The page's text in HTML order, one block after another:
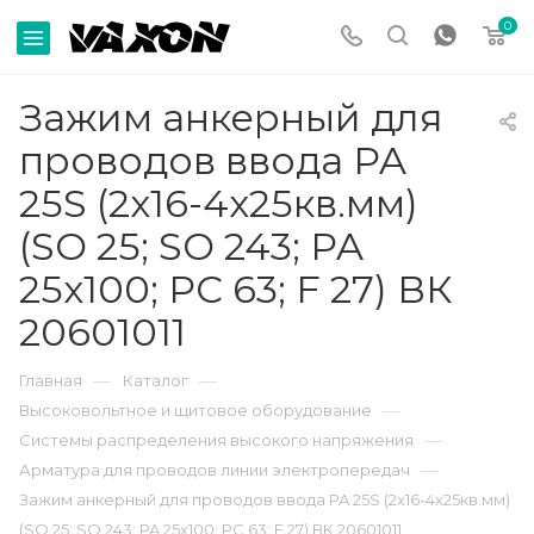
0
Зажим анкерный для
проводов ввода PA
25S (2х16-4х25кв.мм)
(SO 25; SO 243; PA
25х100; PC 63; F 27) ВК
20601011
Главная — Каталог —
Высоковольтное и щитовое оборудование —
Системы распределения высокого напряжения —
Арматура для проводов линии электропередач —
Зажим анкерный для проводов ввода PA 25S (2х16-4х25кв.мм)
(SO 25; SO 243; PA 25х100; PC 63; F 27) ВК 20601011